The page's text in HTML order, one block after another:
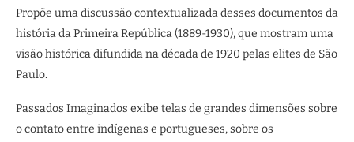
Propõe uma discussão contextualizada desses documentos da
história da Primeira República (1889-1930), que mostram uma
visão histórica difundida na década de 1920 pelas elites de São
Paulo.
Passados Imaginados exibe telas de grandes dimensões sobre
o contato entre indígenas e portugueses, sobre os